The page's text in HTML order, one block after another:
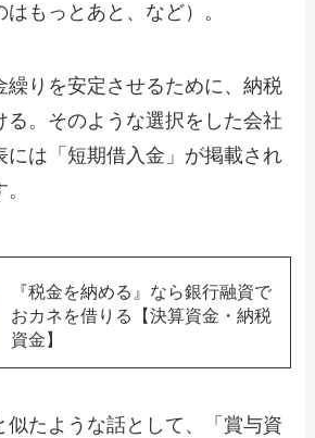
もっとあと、など）。
繰りを安定させるために、納税
る。そのような選択をした会社
には「短期借入金」が掲載され
『税金を納める』なら銀行融資で
おカネを借りる【決算資金・納税
資金】
似たような話として、「賞与資